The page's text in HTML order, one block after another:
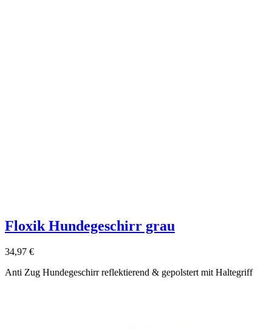
Floxik Hundegeschirr grau
34,97 €
Anti Zug Hundegeschirr reflektierend & gepolstert mit Haltegriff